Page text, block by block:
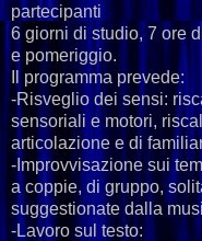
partecipanti
6 giorni di studio, 7 ore
e pomeriggio.
Il programma prevede:
-Risveglio dei sensi:
sensoriali e motori,
articolazione e di
-Improvvisazione sui
a coppie, di gruppo,
suggestionate dalla
-Lavoro sul testo: